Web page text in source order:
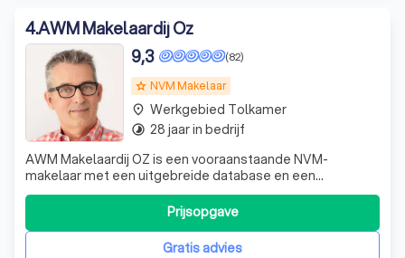
4.AWM Makelaardij Oz
grade NVM Makelaar
(82)
9,3
AWM Makelaardij OZ is een vooraanstaande NVM-
makelaar met een uitgebreide database en een
prominente plaats op Funda en BOG. Wij zijn
gespecialiseerd in het kopen en verkopen van woningen,
het uitvoeren van taxaties in alle segmenten van de
vastgoedmarkt en het aanbieden van huurwoningen en
Gratis advies
Prijsopgave
place Werkgebied Tolkamer
timelapse 28 jaar in bedrijf